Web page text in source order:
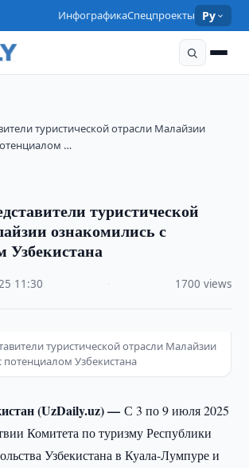
ИнфографикаСпецпроекты Ру
туристической отрасли Малайзии
…
туристической
ознакомились с
Узбекистана
11:30 1700 views
туристической отрасли Малайзии
Узбекистана
(UzDaily.uz) —С 3 по 9 июля 2025
Комитета по туризму Республики
Узбекистана в Куала-Лумпуре и